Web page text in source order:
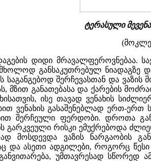
ტერასული
დიდი მრავალფეროვნებაა.
განსაკუთრებულ ნიადაგზე
საგანგებოდ შერჩევასთან და
მზით განათებასა და ქარების
ისე თავად ვენახის
ვენახის გასაშენებლად ერთ-
შერჩეული ფერდობი. დროთა
გარკვეული რისკი ემუქრებოდა
მოსდევდა ვაზის ნარგაობის
და ასეთი ადგილები, როგორც
უმთავრესად სწორედ